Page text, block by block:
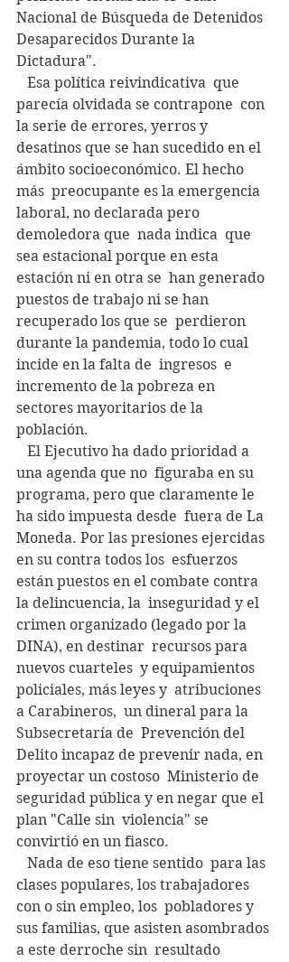
Nacional de Búsqueda de Detenidos
Desaparecidos Durante la
Dictadura".
parecía olvidada se contrapone  con
la serie de errores, yerros y
desatinos que se han sucedido en el
ámbito socioeconómico. El hecho
más  preocupante es la emergencia
laboral, no declarada pero
demoledora que  nada indica  que
sea estacional porque en esta
estación ni en otra se  han generado
puestos de trabajo ni se han
recuperado los que se  perdieron
durante la pandemia, todo lo cual
incide en la falta de  ingresos  e
incremento de la pobreza en
sectores mayoritarios de la
población.
una agenda que no  figuraba en su
programa, pero que claramente le
ha sido impuesta desde  fuera de La
Moneda. Por las presiones ejercidas
en su contra todos los  esfuerzos
están puestos en el combate contra
la delincuencia, la  inseguridad y el
crimen organizado (legado por la
DINA), en destinar  recursos para
nuevos cuarteles  y equipamientos
policiales, más leyes y  atribuciones
a Carabineros,  un dineral para la
Subsecretaría de  Prevención del
Delito incapaz de prevenir nada, en
proyectar un costoso  Ministerio de
seguridad pública y en negar que el
plan "Calle sin  violencia" se
convirtió en un fiasco.
clases populares, los trabajadores
con o sin empleo, los  pobladores y
sus familias, que asisten asombrados
a este derroche sin  resultado